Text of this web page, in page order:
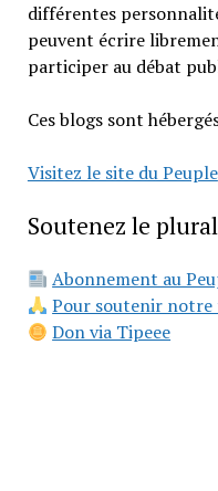
différentes
peuvent écrire
participer au débat
Ces blogs sont
Visitez le site du Peuple
Soutenez le
Abonnement au
Pour soutenir
Don via Tipeee